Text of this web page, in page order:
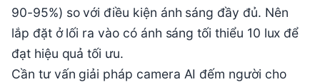
90-95%) so với điều kiện ánh sáng đầy đủ. Nên
lắp đặt ở lối ra vào có ánh sáng tối thiểu 10 lux để
đạt hiệu quả tối ưu.
Cần tư vấn giải pháp camera AI đếm người cho